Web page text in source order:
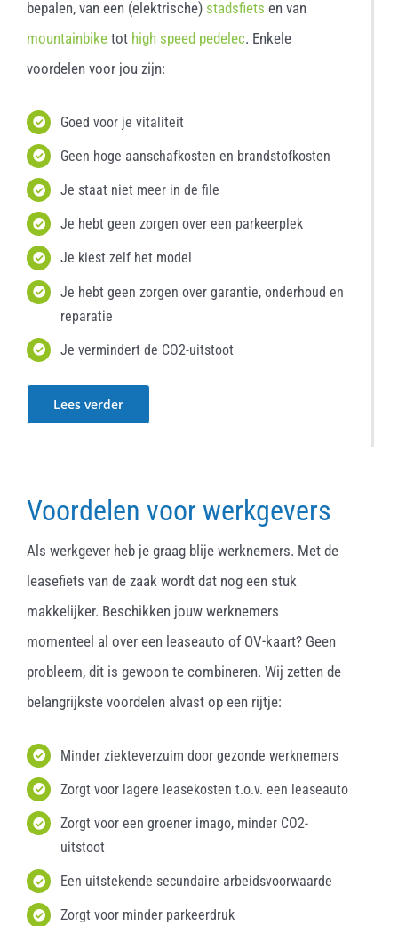
bepalen, van een (elektrische) stadsfiets en van
mountainbiketot high speed pedelec. Enkele
voordelen voor jou zijn:
Goed voor je vitaliteit
Geen hoge aanschafkosten en brandstofkosten
Je staat niet meer in de file
Je hebt geen zorgen over een parkeerplek
Je kiest zelf het model
Je hebt geen zorgen over garantie, onderhoud en
reparatie
Je vermindert de CO2-uitstoot
Lees verder
Voordelen voor werkgevers
Als werkgever heb je graag blije werknemers. Met de
leasefiets van de zaak wordt dat nog een stuk
makkelijker. Beschikken jouw werknemers
momenteel al over een leaseauto of OV-kaart? Geen
probleem, dit is gewoon te combineren. Wij zetten de
belangrijkste voordelen alvast op een rijtje:
Minder ziekteverzuim door gezonde werknemers
Zorgt voor lagere leasekosten t.o.v. een leaseauto
Zorgt voor een groener imago, minder CO2-
uitstoot
Een uitstekende secundaire arbeidsvoorwaarde
Zorgt voor minder parkeerdruk